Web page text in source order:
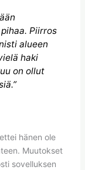
Piirros
alueen
haki
on ollut
hänen ole
Muutokset
sovelluksen